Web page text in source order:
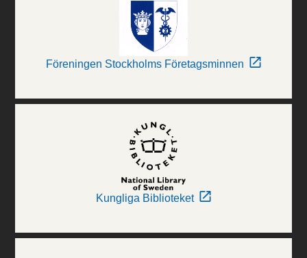
Föreningen Stockholms Företagsminnen
Kungliga Biblioteket